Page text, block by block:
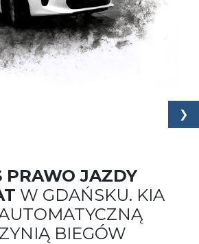
PRAWO JAZDY
W GDAŃSKU. KIA
BIEGÓW
❯